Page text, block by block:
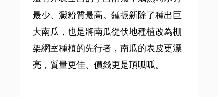
最少、澱粉質最高。鍾振新除了種出巨
大南瓜，也是將南瓜從伏地種植改為棚
架網室種植的先行者，南瓜的表皮更漂
亮，質量更佳、價錢更是頂呱呱。